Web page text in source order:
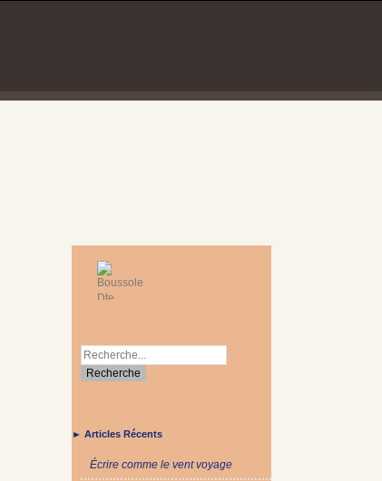
► Articles Récents
Écrire comme le vent voyage